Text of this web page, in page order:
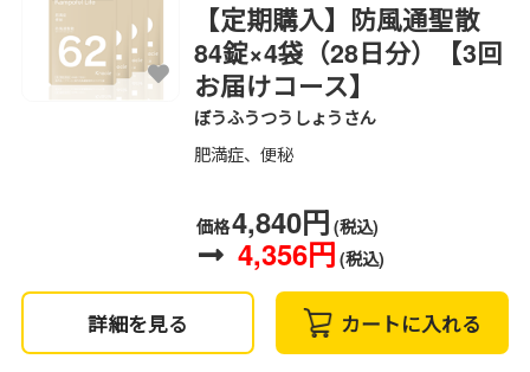
【定期購入】防風通聖散
84錠×4袋（28日分）【3回
お届けコース】
ぼうふうつうしょうさん
肥満症、便秘
価格4,840円 (税込)
4,356円 (税込)
詳細を見る カートに入れる